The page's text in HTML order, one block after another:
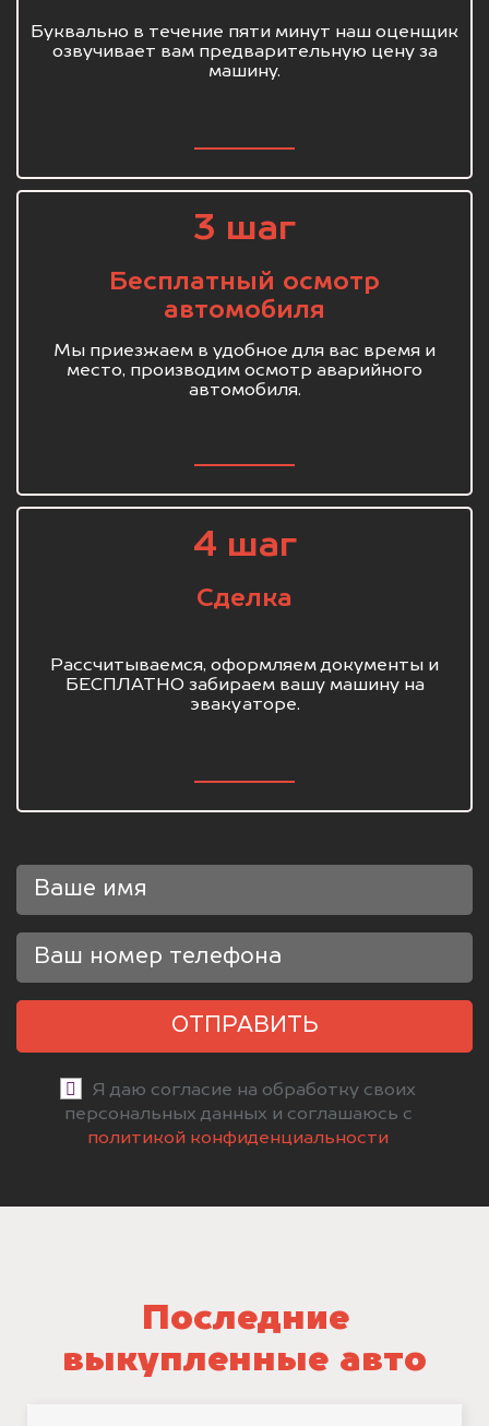
Буквально в течение пяти минут наш оценщик
озвучивает вам предварительную цену за
машину.
3 шаг
Бесплатный осмотр
автомобиля
Мы приезжаем в удобное для вас время и
место, производим осмотр аварийного
автомобиля.
4 шаг
Сделка
Рассчитываемся, оформляем документы и
БЕСПЛАТНО забираем вашу машину на
эвакуаторе.
ОТПРАВИТЬ
Я даю согласие на обработку своих
персональных данных и соглашаюсь с
политикой конфиденциальности
Последние
выкупленные авто